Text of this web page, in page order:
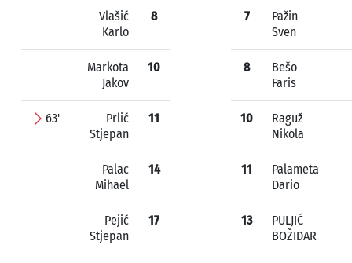
Vlašić
Karlo
8
Markota
Jakov
10
63'
Prlić
Stjepan
11
Palac
Mihael
14
Pejić
Stjepan
17
7
Pažin
Sven
8
Bešo
Faris
10
Raguž
Nikola
11
Palameta
Dario
13
PULJIĆ
BOŽIDAR